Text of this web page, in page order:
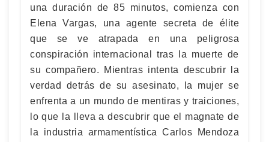
una duración de 85 minutos, comienza con
Elena Vargas, una agente secreta de élite
que se ve atrapada en una peligrosa
conspiración internacional tras la muerte de
su compañero. Mientras intenta descubrir la
verdad detrás de su asesinato, la mujer se
enfrenta a un mundo de mentiras y traiciones,
lo que la lleva a descubrir que el magnate de
la industria armamentística Carlos Mendoza